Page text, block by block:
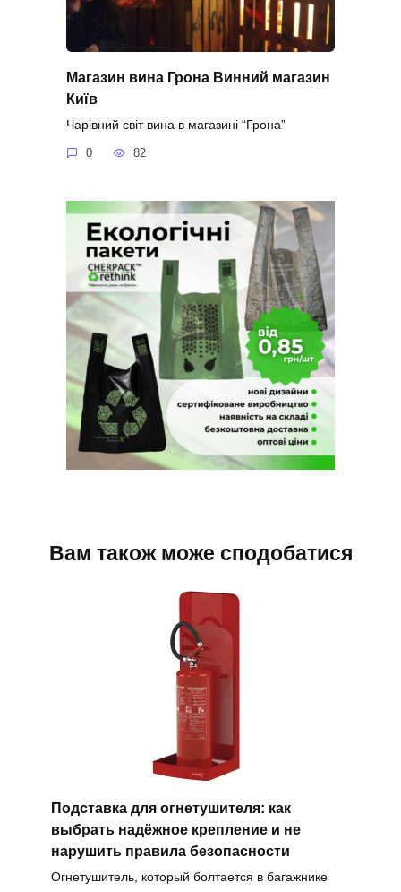
Магазин вина Грона Винний магазин
Київ
Чарівний світ вина в магазині “Грона”
0 82
Вам також може сподобатися
Подставка для огнетушителя: как
выбрать надёжное крепление и не
нарушить правила безопасности
Огнетушитель, который болтается в багажнике